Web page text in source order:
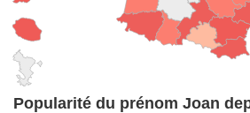
Popularité du prénom Joan